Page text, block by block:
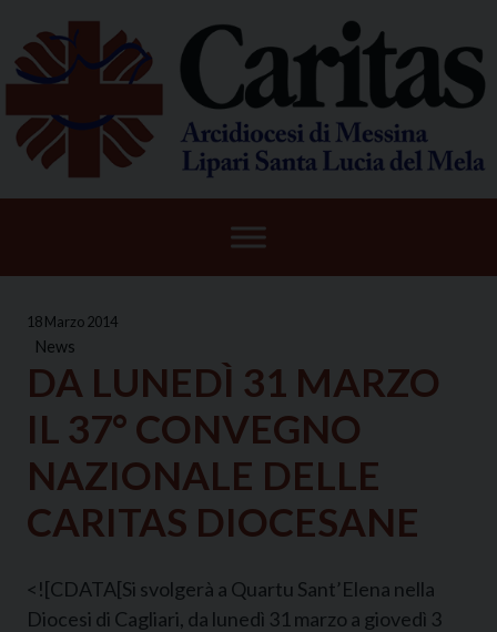
content
18 Marzo 2014
News
DA LUNEDÌ 31 MARZO
IL 37° CONVEGNO
NAZIONALE DELLE
CARITAS DIOCESANE
<![CDATA[Si svolgerà a Quartu Sant’Elena nella
Diocesi di Cagliari, da lunedì 31 marzo a giovedì 3